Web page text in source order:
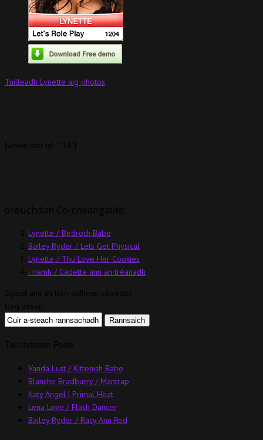
Tuilleadh Lynette aig photos
Lynette / Bedrock Babe
Bailey Ryder / Lets Get Physical
Lynette / Thu Love Her Cookies
i riamh / Cadette ann an trèanadh
Vanda Lust / Kittenish Babe
Blanche Bradburry / Mantrap
Katy Angel | Primal Heat
Lena Love / Flash Dancer
Bailey Ryder / Racy Ann Red